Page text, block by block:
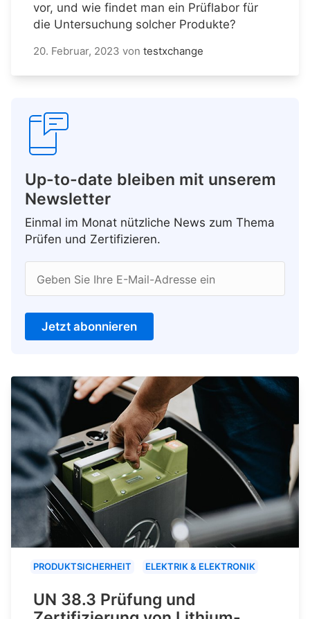
vor, und wie findet man ein Prüflabor für
die Untersuchung solcher Produkte?
20. Februar, 2023 von testxchange
Up-to-date bleiben mit unserem
Newsletter
Einmal im Monat nützliche News zum Thema
Prüfen und Zertifizieren.
Geben Sie Ihre E-Mail-Adresse ein
Jetzt abonnieren
PRODUKTSICHERHEIT ELEKTRIK & ELEKTRONIK
UN 38.3 Prüfung und